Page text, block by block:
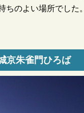
ちのよい場所でした。
京朱雀門ひろば